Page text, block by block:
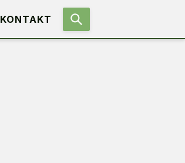
KONTAKT